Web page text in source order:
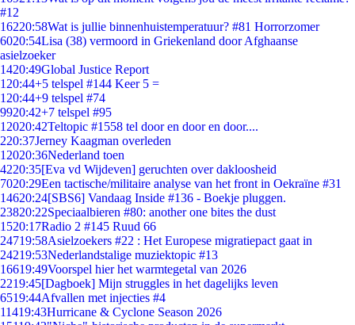
#12
16220:58Wat is jullie binnenhuistemperatuur? #81 Horrorzomer
6020:54Lisa (38) vermoord in Griekenland door Afghaanse
asielzoeker
1420:49Global Justice Report
1 20:44+5 telspel #144 Keer 5 =
1 20:44+9 telspel #74
9920:42+7 telspel #95
12020:42Teltopic #1558 tel door en door en door....
220:37Jerney Kaagman overleden
12020:36Nederland toen
4220:35[Eva vd Wijdeven] geruchten over dakloosheid
7020:29Een tactische/militaire analyse van het front in Oekraïne #31
14620:24[SBS6] Vandaag Inside #136 - Boekje pluggen.
23820:22Speciaalbieren #80: another one bites the dust
1520:17Radio 2 #145 Ruud 66
24719:58Asielzoekers #22 : Het Europese migratiepact gaat in
24219:53Nederlandstalige muziektopic #13
16619:49Voorspel hier het warmtegetal van 2026
2219:45[Dagboek] Mijn struggles in het dagelijks leven
6519:44Afvallen met injecties #4
11419:43Hurricane & Cyclone Season 2026